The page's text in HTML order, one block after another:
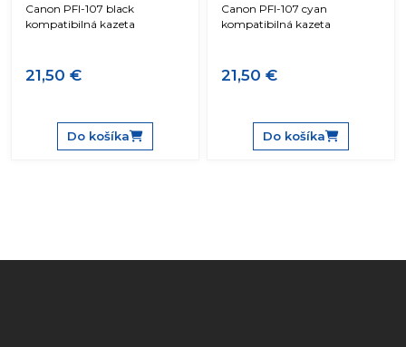
Canon PFI-107 black
kompatibilná kazeta
21,50 €
Do košíka
Canon PFI-107 cyan
kompatibilná kazeta
21,50 €
Do košíka